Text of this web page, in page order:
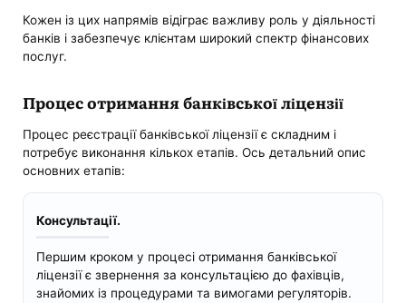
Кожен із цих напрямів відіграє важливу роль у діяльності
банків і забезпечує клієнтам широкий спектр фінансових
послуг.
Процес отримання банківської ліцензії
Процес реєстрації банківської ліцензії є складним і
потребує виконання кількох етапів. Ось детальний опис
основних етапів:
Консультації.
Першим кроком у процесі отримання банківської
ліцензії є звернення за консультацією до фахівців,
знайомих із процедурами та вимогами регуляторів.